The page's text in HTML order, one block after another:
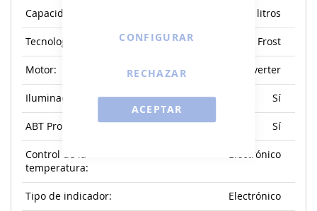
ACEPTAR
CONFIGURAR
RECHAZAR
Capacidad útil total: 700 litros
Tecnología: Total No Frost
Motor: Inverter
Iluminación DayLight: Sí
ABT Pro: Sí
Control de la
temperatura:
Electrónico
Tipo de indicador: Electrónico